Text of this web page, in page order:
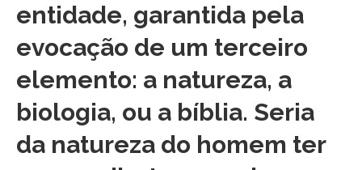
entidade, garantida pela
evocação de um terceiro
elemento: a natureza, a
biologia, ou a bíblia. Seria
da natureza do homem ter